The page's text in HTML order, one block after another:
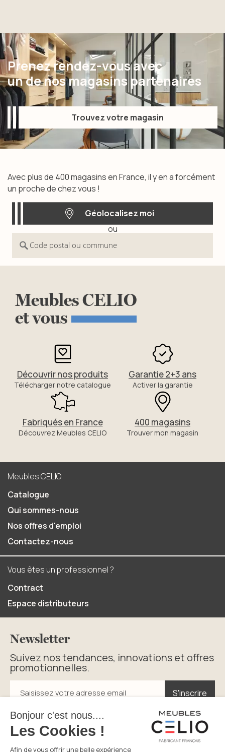
Prenez rendez-vous avec
un de nos magasins partenaires
Trouvez votre magasin
Trouvez votre magasin
Avec plus de 400 magasins en France, il y en a forcément
un proche de chez vous !
Géolocalisez moi
Géolocalisez moi
ou
Code postal ou commune
MeublesCELIO
etvous
Découvrir nos produits
Télécharger notre catalogue
Garantie 2+3 ans
Activer la garantie
Fabriqués en France
Découvrez Meubles CELIO
400 magasins
Trouver mon magasin
Meubles CELIO
Catalogue
Qui sommes-nous
Nos offres d'emploi
Contactez-nous
Vous êtes un professionnel ?
Contract
Espace distributeurs
Newsletter
Suivez nos tendances, innovations et offres
promotionnelles.
Saisissez votre adresse email S'inscrire
S'inscrire
En cliquant sur s’inscrire vous acceptez la politique de
confidentialité.